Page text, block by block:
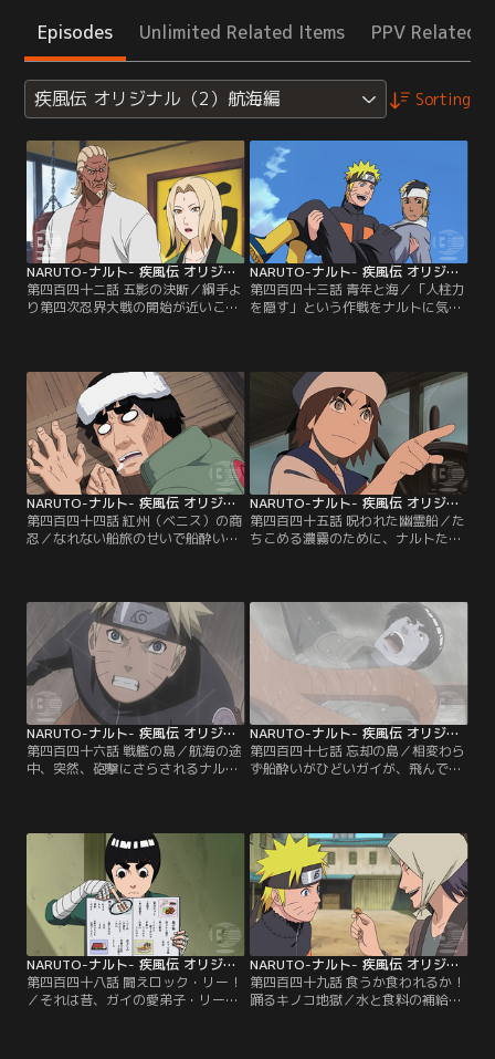
Episodes Unlimited Related Items PPV Related
疾風伝 オリジナル（2）航海編 Sorting
NARUTO-ナルト- 疾風伝 オリジナル（2）航海編 第442話
第四百四十二話 五影の決断／綱手よ
り第四次忍界大戦の開始が近いこと
ノ葉の面々それぞれが、来るべき戦
争を前に、守るべきもののため、静
かに覚悟を決めていく。その頃、雲
隠れの里では五影が集まり、今後の
方針を相談していた。【提供：バン
ダイチャンネル】
NARUTO-ナルト- 疾風伝 オリジナル（2）航海編 第443話
第四百四十三話 青年と海／「人柱力
を隠す」という作戦をナルトに気取
られぬよう、建前上ナルトに極秘任
ト、ガイ、アオバとともに船旅に出
るナルトだが、突如その前に難題が
持ち上がる。出航する湾の出口に船
を襲う化物が出現するため、船乗り
たちが船を出さないのだという…。
【提供：バンダイチャンネル】
NARUTO-ナルト- 疾風伝 オリジナル（2）航海編 第444話
第四百四十四話 紅州（ベニス）の商
忍／なれない船旅のせいで船酔いに
島に立ち寄ることにする。ナルトた
ちはその島で、サクラ、いの、チョ
ウジと出会う。この島は薬草の宝庫
といわれる島で、サクラたちは綱手
の指示で薬草を集めに来たのだ。ナ
ルトはガイが回復するまで…。【提
供：バンダイチャンネル】
NARUTO-ナルト- 疾風伝 オリジナル（2）航海編 第445話
第四百四十五話 呪われた幽霊船／た
ちこめる濃霧のために、ナルトたち
が、お化けや幽霊の話が大嫌いなナ
ルトは、強がってはみるものの怖く
てたまらない。そんな中、霧の中か
ら一隻の船が現れる。ナルトはそれ
が、先ほどの怪談話で聞いた幽霊船
ではないかと思い…。【提供：バン
ダイチャンネル】
NARUTO-ナルト- 疾風伝 オリジナル（2）航海編 第446話
第四百四十六話 戦艦の島／航海の途
中、突然、砲撃にさらされるナルト
破してしまう。この島は、付近の海
を荒らしまわる海賊たちのすみかだ
ったのだ。金になるものは鉄くずか
ら人間まで根こそぎ奪い去ろうとす
る海賊たち。その追っ手から逃れる
ため…。【提供：バンダイチャンネ
ル】
NARUTO-ナルト- 疾風伝 オリジナル（2）航海編 第447話
第四百四十七話 忘却の島／相変わら
ず船酔いがひどいガイが、飛んでき
アオバ。早速、ガイの捜索を始めよ
うとするが、その時三人は一人の女
性を見かける。話を聞こうと声をか
けるアオバ。だが、なぜか女性は逃
げるようにその場から立ち去ってゆ
く。【提供：バンダイチャンネル】
NARUTO-ナルト- 疾風伝 オリジナル（2）航海編 第448話
第四百四十八話 闘えロック・リー！
／それは昔、ガイの愛弟子・リー
NARUTO-ナルト- 疾風伝 オリジナル（2）航海編 第449話
第四百四十九話 食うか食われるか！
踊るキノコ地獄／水と食料の補給の